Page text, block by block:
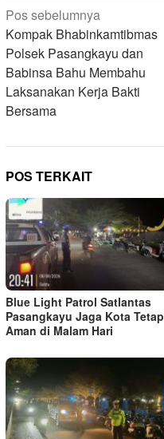
Navigasi
pos
Pos sebelumnya
Kompak Bhabinkamtibmas
Polsek Pasangkayu dan
Babinsa Bahu Membahu
Laksanakan Kerja Bakti
Bersama
POS TERKAIT
Blue Light Patrol Satlantas
Pasangkayu Jaga Kota Tetap
Aman di Malam Hari